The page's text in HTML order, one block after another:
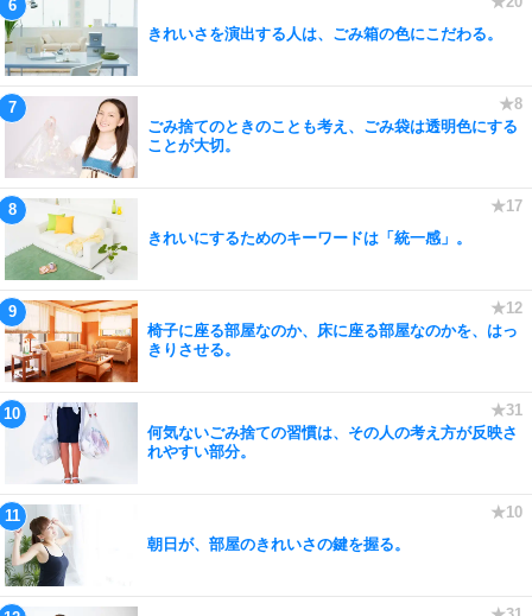
きれいさを演出する人は、ごみ箱の色にこだわる。
ごみ捨てのときのことも考え、ごみ袋は透明色にする
ことが大切。
きれいにするためのキーワードは「統一感」。
椅子に座る部屋なのか、床に座る部屋なのかを、はっ
きりさせる。
何気ないごみ捨ての習慣は、その人の考え方が反映さ
れやすい部分。
朝日が、部屋のきれいさの鍵を握る。